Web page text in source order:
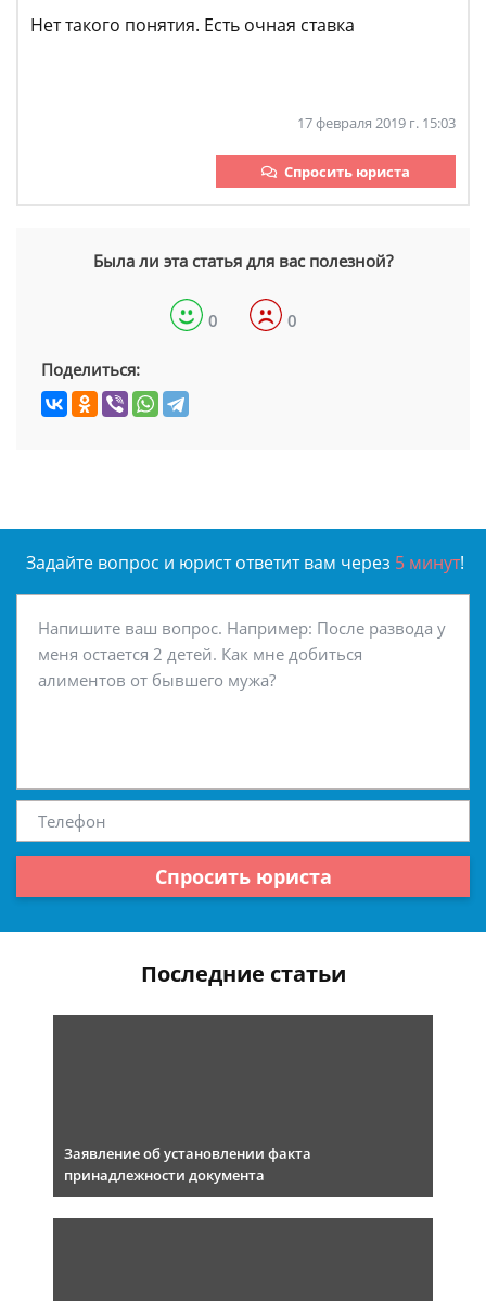
Нет такого понятия. Есть очная ставка
17 февраля 2019 г. 15:03
Спросить юриста
Была ли эта статья для вас полезной?
0 0
Поделиться:
Задайте вопрос и юрист ответит вам через 5 минут!
Спросить юриста
Последние статьи
Заявление об установлении факта
принадлежности документа